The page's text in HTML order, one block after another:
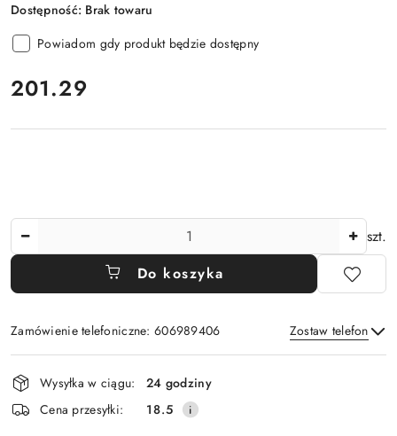
Dostępność: Brak towaru
Powiadom gdy produkt będzie dostępny
cena:
201.29
szt.
Do koszyka
Zamówienie telefoniczne: 606989406 Zostaw telefon
Wyślij
Dostępność
i
dostawa
Wysyłka w ciągu:
24 godziny
Cena przesyłki:
18.5